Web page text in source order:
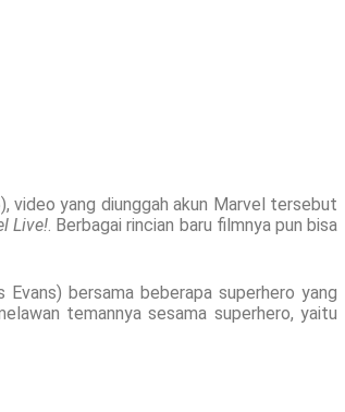
video yang diunggah akun Marvel tersebut
Live! . Berbagai rincian baru filmnya pun bisa
bersama beberapa superhero yang
temannya sesama superhero, yaitu